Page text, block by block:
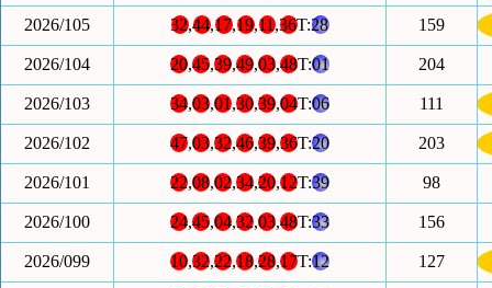
2026/105 32,44,17,19,11,36T:28 159
2026/104 20,45,39,49,03,48T:01 204
2026/103 34,03,01,30,39,04T:06 111
2026/102 47,03,32,46,39,36T:20 203
2026/101 22,08,02,34,20,12T:39 98
2026/100 24,45,04,32,03,48T:33 156
2026/099 10,32,22,18,28,17T:12 127